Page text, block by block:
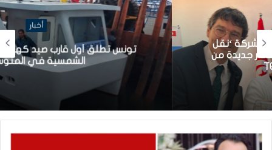
أخبار
تونس تطلق أول قارب صيد كهربائي يعمل بالطاقة
الشمسية في المتوسط